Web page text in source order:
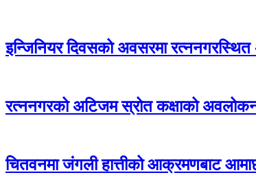
इन्जिनियर दिवसको अवसरमा
रत्ननगरको अटिजम स्रोत कक्षाको अवलोकन
चितवनमा जंगली हात्तीको आक्रमणबाट